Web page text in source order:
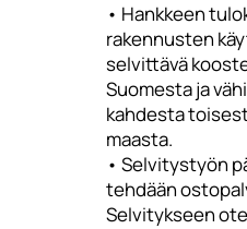
• Hankkeen
rakennusten
selvittävä
Suomesta ja
kahdesta
maasta.
• Selvitystyön
tehdään
Selvitykseen